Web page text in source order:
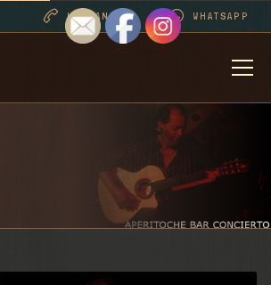
LLAMANOS WHATSAPP
BIENVENIDOS
DESDE 1995 .
PROGRAMACIÓN